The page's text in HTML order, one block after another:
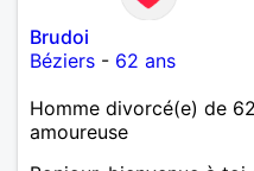
Brudoi
Béziers - 62 ans
Homme divorcé(e) de
amoureuse